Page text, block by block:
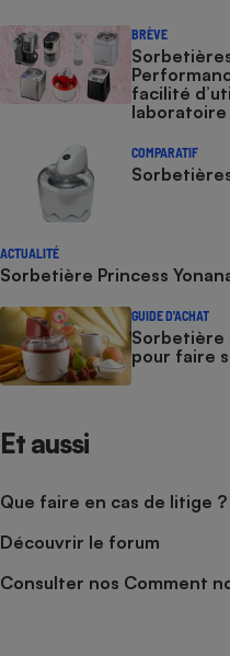
BRÈVE
facilité
COMPARATIF
ACTUALITÉ
Sorbetière Princess
GUIDE D'ACHAT
Sorbetière
pour faire
Et aussi
Que faire en cas de litige ?
Découvrir le forum
Consulter nos Comment